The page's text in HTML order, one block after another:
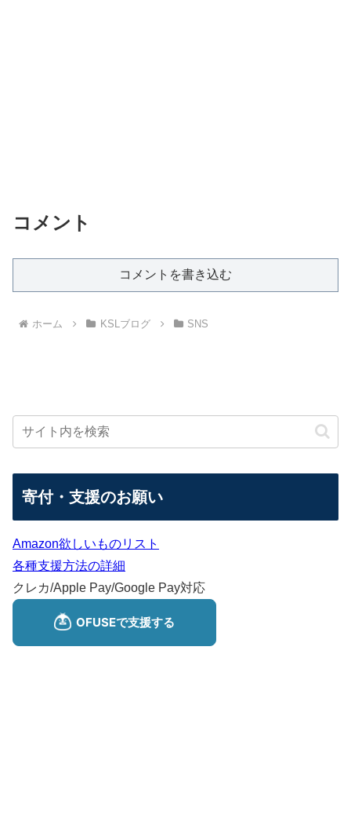
コメント
コメントを書き込む
ホーム KSLブログ SNS
寄付・支援のお願い
Amazon欲しいものリスト
各種支援方法の詳細
クレカ/Apple Pay/Google Pay対応